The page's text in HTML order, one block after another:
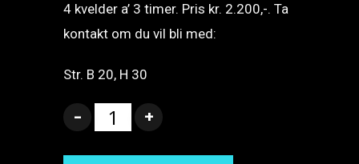
4 kvelder a’ 3 timer. Pris kr. 2.200,-. Ta
kontakt om du vil bli med:
Str. B 20, H 30